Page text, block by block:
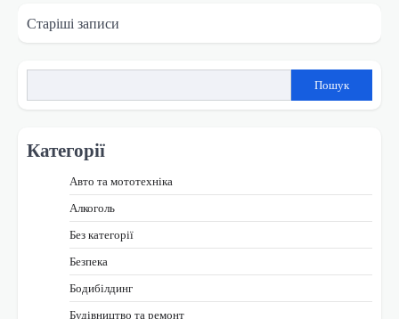
Навігація
за
записами
Старіші записи
Пошук
Категорії
Авто та мототехніка
Алкоголь
Без категорії
Безпека
Бодибілдинг
Будівництво та ремонт